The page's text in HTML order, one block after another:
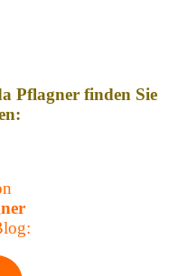
Pflagner finden Sie